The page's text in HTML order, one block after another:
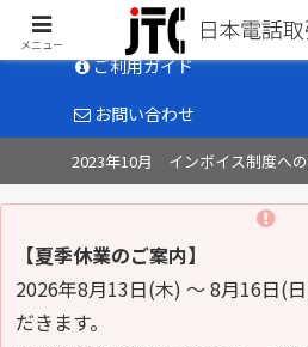
中古ビジネスホン販売
ご利用ガイド
お問い合わせ
2023年10月 インボイス制度へ
【夏季休業のご案内】
2026年8月13日(木) ～ 8月16日(
だきます。
メニュー